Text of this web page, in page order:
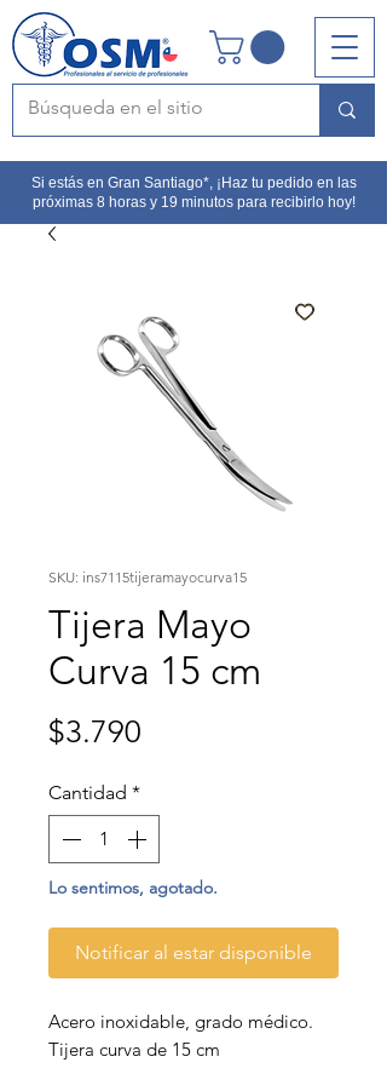
Si estás en Gran Santiago*, ¡Haz tu pedido en las
próximas 8 horas y 19 minutos para recibirlo hoy!
SKU: ins7115tijeramayocurva15
Tijera Mayo
Curva 15 cm
$3.790
Cantidad *
Lo sentimos, agotado.
Notificar al estar disponible
Acero inoxidable, grado médico.
Tijera curva de 15 cm